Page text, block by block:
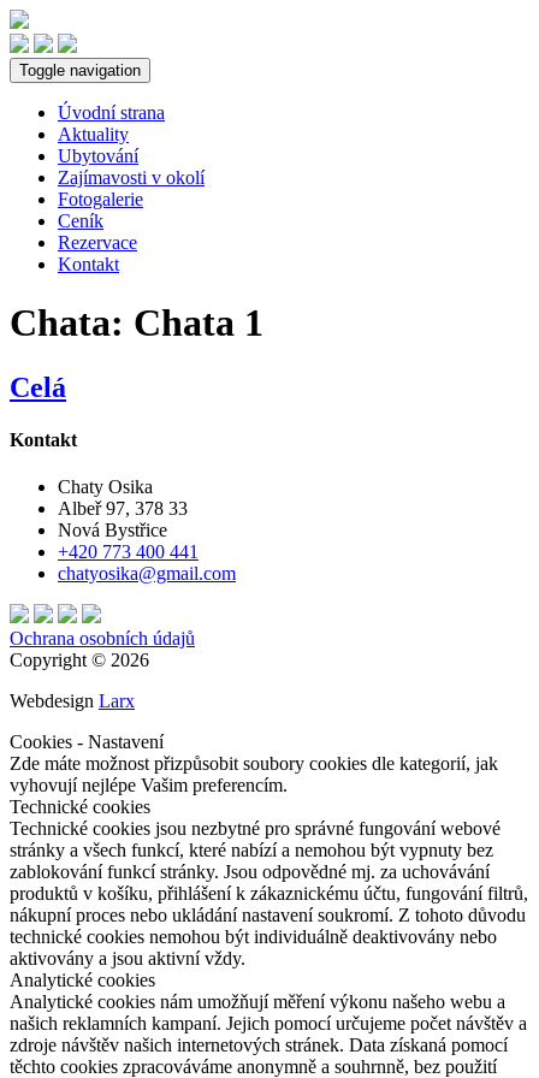
Toggle navigation
Úvodní strana
Aktuality
Ubytování
Zajímavosti v okolí
Fotogalerie
Ceník
Rezervace
Kontakt
Chata: Chata 1
Celá
Kontakt
Chaty Osika
Albeř 97, 378 33
Nová Bystřice
+420 773 400 441
chatyosika@gmail.com
Ochrana osobních údajů
Copyright © 2026
Webdesign Larx
Cookies - Nastavení
Zde máte možnost přizpůsobit soubory cookies dle kategorií, jak
vyhovují nejlépe Vašim preferencím.
Technické cookies
Technické cookies jsou nezbytné pro správné fungování webové
stránky a všech funkcí, které nabízí a nemohou být vypnuty bez
zablokování funkcí stránky. Jsou odpovědné mj. za uchovávání
produktů v košíku, přihlášení k zákaznickému účtu, fungování filtrů,
nákupní proces nebo ukládání nastavení soukromí. Z tohoto důvodu
technické cookies nemohou být individuálně deaktivovány nebo
aktivovány a jsou aktivní vždy.
Analytické cookies
Analytické cookies nám umožňují měření výkonu našeho webu a
našich reklamních kampaní. Jejich pomocí určujeme počet návštěv a
zdroje návštěv našich internetových stránek. Data získaná pomocí
těchto cookies zpracováváme anonymně a souhrnně, bez použití